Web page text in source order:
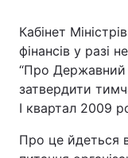
Кабінет
фінансів у разі
“Про Державний
затвердити
I квартал 2009
Про це йдеться